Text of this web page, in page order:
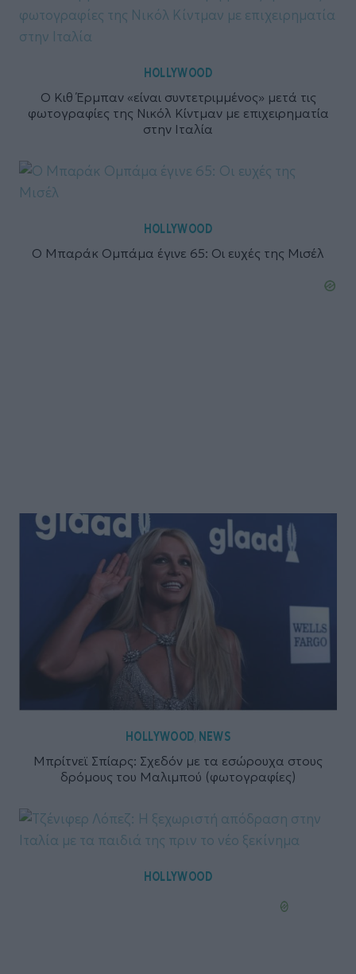
HOLLYWOOD
Ο Κιθ Έρμπαν «είναι συντετριμμένος» μετά τις
φωτογραφίες της Νικόλ Κίντμαν με επιχειρηματία
στην Ιταλία
HOLLYWOOD
Ο Μπαράκ Ομπάμα έγινε 65: Οι ευχές της Μισέλ
HOLLYWOOD, NEWS
Μπρίτνεϊ Σπίαρς: Σχεδόν με τα εσώρουχα στους
δρόμους του Μαλιμπού (φωτογραφίες)
HOLLYWOOD